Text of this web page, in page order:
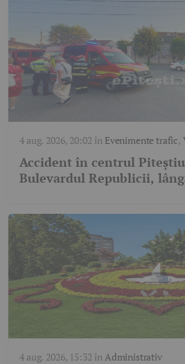
4 aug. 2026, 20:02 în Evenimente trafic,
Accident în centrul
Bulevardul Republicii,
4 aug. 2026, 15:32 în Administrativ